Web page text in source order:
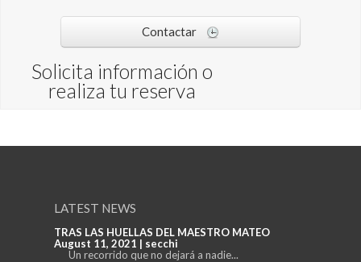
Contactar
Solicita información o
realiza tu reserva
LATEST NEWS
TRAS LAS HUELLAS DEL MAESTRO MATEO
August 11, 2021 | secchi
Un recorrido que no dejará a nadie...